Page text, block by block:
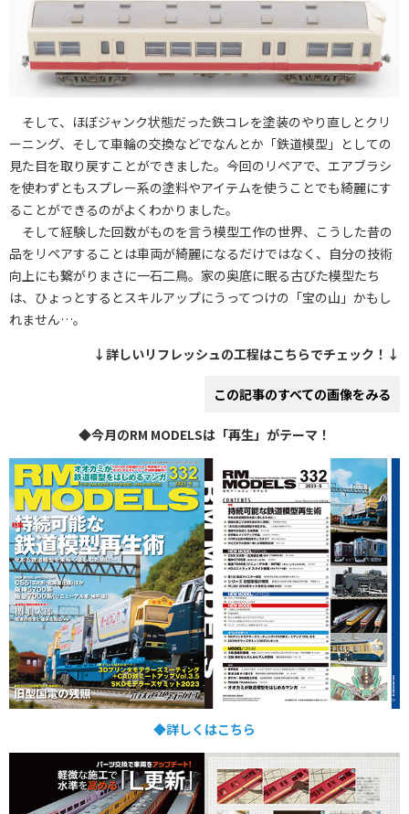
そして、ほぼジャンク状態だった鉄コレを塗装のやり直しとクリ
ーニング、そして車輪の交換などでなんとか「鉄道模型」としての
見た目を取り戻すことができました。今回のリペアで、エアブラシ
を使わずともスプレー系の塗料やアイテムを使うことでも綺麗にす
ることができるのがよくわかりました。
そして経験した回数がものを言う模型工作の世界、こうした昔の
品をリペアすることは車両が綺麗になるだけではなく、自分の技術
向上にも繋がりまさに一石二鳥。家の奥底に眠る古びた模型たち
は、ひょっとするとスキルアップにうってつけの「宝の山」かもし
れません…。
↓詳しいリフレッシュの工程はこちらでチェック！↓
この記事のすべての画像をみる
◆今月のRM MODELSは「再生」がテーマ！
◆詳しくはこちら